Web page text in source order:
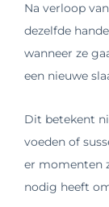
Na verloop
dezelfde
wanneer ze
een nieuwe
Dit betekent
voeden of
er momenten
nodig heeft